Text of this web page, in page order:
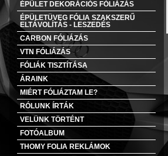
ÉPÜLET DEKORÁCIÓS FÓLIÁZÁS
ÉPÜLETÜVEG FÓLIA SZAKSZERŰ
ELTÁVOLÍTÁS - LESZEDÉS
CARBON FÓLIÁZÁS
VTN FÓLIÁZÁS
FÓLIÁK TISZTÍTÁSA
ÁRAINK
MIÉRT FÓLIÁZTAM LE?
RÓLUNK ÍRTÁK
VELÜNK TÖRTÉNT
FOTÓALBUM
THOMY FOLIA REKLÁMOK